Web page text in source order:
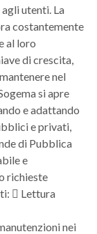
utenti. La
costantemente
al loro
di crescita,
nel
si apre
e adattando
e privati,
di Pubblica
e
richieste
 Lettura
nei